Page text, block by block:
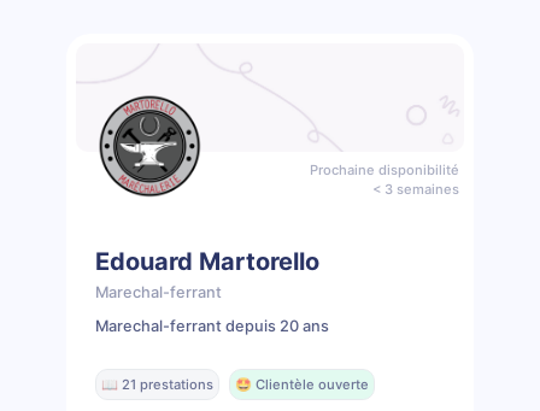
Prochaine disponibilité
< 3 semaines
Edouard Martorello
Marechal-ferrant
Marechal-ferrant depuis 20 ans
📖 21 prestations 🤩 Clientèle ouverte